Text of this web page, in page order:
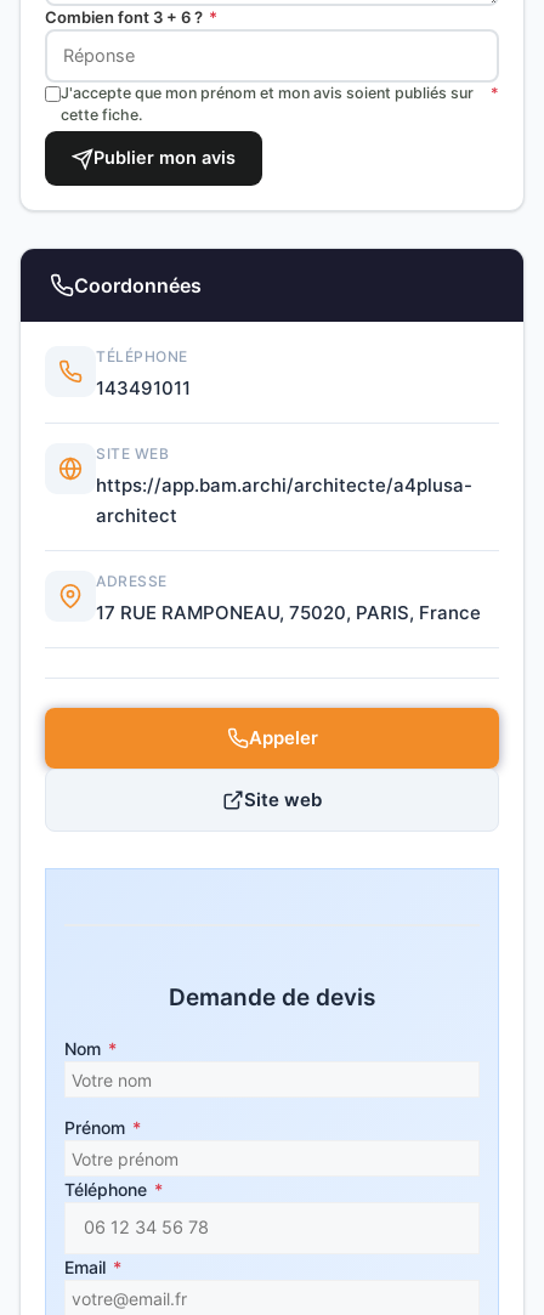
Combien font 3 + 6 ? *
J'accepte que mon prénom et mon avis soient publiés sur
cette fiche.
*
Publier mon avis
Coordonnées
TÉLÉPHONE
143491011
SITE WEB
https://app.bam.archi/architecte/a4plusa-
architect
ADRESSE
17 RUE RAMPONEAU, 75020, PARIS, France
Appeler
Site web
Demande de devis
Nom *
Prénom *
Téléphone *
Email *